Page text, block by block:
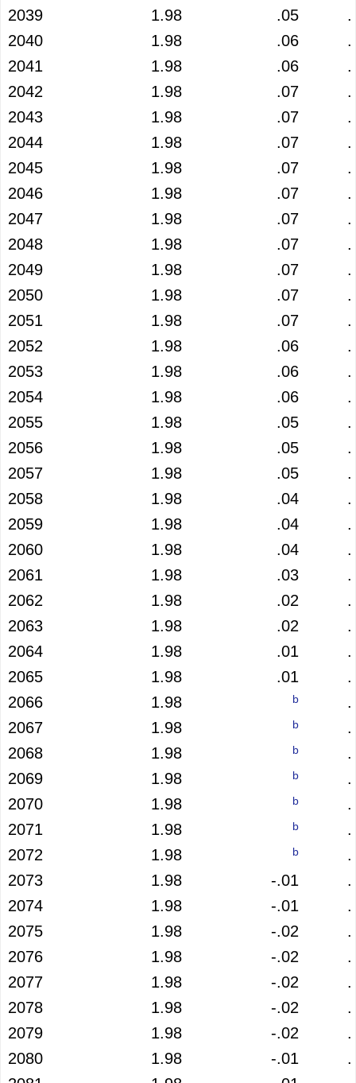
2039
1.98 .05
2040
1.98 .06
2041
1.98 .06
2042
1.98 .07
2043
1.98 .07
2044
1.98 .07
2045
1.98 .07
2046
1.98 .07
2047
1.98 .07
2048
1.98 .07
2049
1.98 .07
2050
1.98 .07
2051
1.98 .07
2052
1.98 .06
2053
1.98 .06
2054
1.98 .06
2055
1.98 .05
2056
1.98 .05
2057
1.98 .05
2058
1.98 .04
2059
1.98 .04
2060
1.98 .04
2061
1.98 .03
2062
1.98 .02
2063
1.98 .02
2064
1.98 .01
2065
1.98 .01
2066
1.98 b
2067
1.98 b
2068
1.98 b
2069
1.98 b
2070
1.98 b
2071
1.98 b
2072
1.98 b
2073
1.98 -.01
2074
1.98 -.01
2075
1.98 -.02
2076
1.98 -.02
2077
1.98 -.02
2078
1.98 -.02
2079
1.98 -.02
2080
1.98 -.01